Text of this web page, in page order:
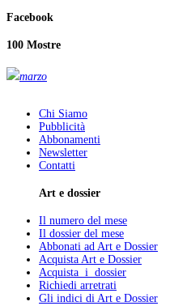
Facebook
100 Mostre
marzo
Chi Siamo
Pubblicità
Abbonamenti
Newsletter
Contatti
Art e dossier
Il numero del mese
Il dossier del mese
Abbonati ad Art e Dossier
Acquista Art e Dossier
Acquista i dossier
Richiedi arretrati
Gli indici di Art e Dossier